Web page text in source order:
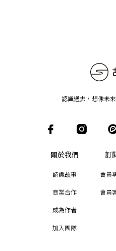
認識過去，想像未來
關於我們
認識故事
商業合作
成為作者
加入團隊
訂
會員
會員